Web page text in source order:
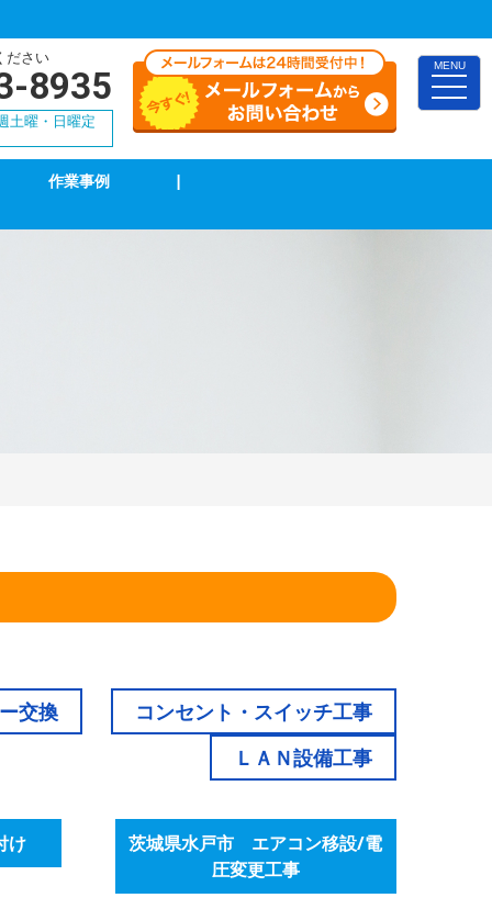
MENU
toggle
ださい
8935
土曜・日曜定
インターホン修理・取付
作業事例
|
交換
コンセント・スイッチ工事
ＬＡＮ設備工事
け
茨城県水戸市 エアコン移設/電
圧変更工事